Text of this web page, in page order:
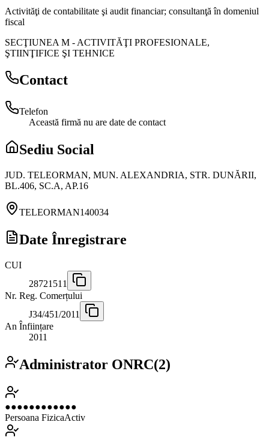
Activităţi de contabilitate şi audit financiar; consultanţă în domeniul
fiscal
SECŢIUNEA M - ACTIVITĂŢI PROFESIONALE,
ŞTIINŢIFICE ŞI TEHNICE
Contact
Telefon
Această firmă nu are date de contact
Sediu Social
JUD. TELEORMAN, MUN. ALEXANDRIA, STR. DUNĂRII,
BL.406, SC.A, AP.16
TELEORMAN140034
Date Înregistrare
CUI
28721511
Nr. Reg. Comerțului
J34/451/2011
An Înființare
2011
Administrator ONRC(2)
●●●●●●●●●●●●
Persoana FizicaActiv